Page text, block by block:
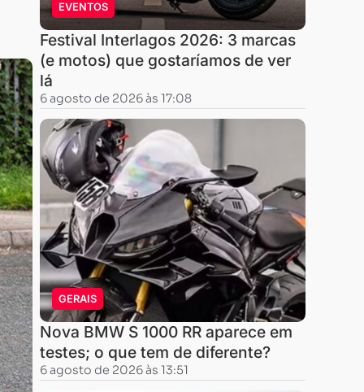
EVENTOS
Festival Interlagos 2026: 3 marcas
(e motos) que gostaríamos de ver
lá
6 agosto de 2026 às 17:08
GERAIS
Nova BMW S 1000 RR aparece em
testes; o que tem de diferente?
6 agosto de 2026 às 13:51